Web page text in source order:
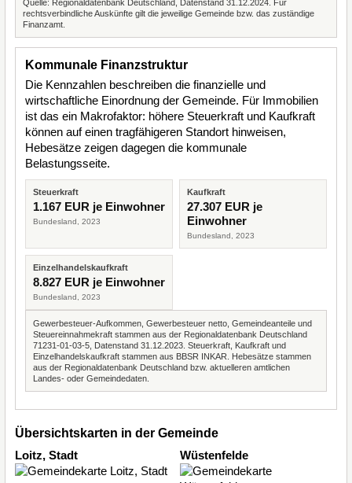
Quelle: Regionaldatenbank Deutschland, Datenstand 31.12.2024. Für
rechtsverbindliche Auskünfte gilt die jeweilige Gemeinde bzw. das zuständige
Finanzamt.
Kommunale Finanzstruktur
Die Kennzahlen beschreiben die finanzielle und
wirtschaftliche Einordnung der Gemeinde. Für Immobilien
ist das ein Makrofaktor: höhere Steuerkraft und Kaufkraft
können auf einen tragfähigeren Standort hinweisen,
Hebesätze zeigen dagegen die kommunale
Belastungsseite.
Steuerkraft
1.167 EUR je Einwohner
Bundesland, 2023
Kaufkraft
27.307 EUR je
Einwohner
Bundesland, 2023
Einzelhandelskaufkraft
8.827 EUR je Einwohner
Bundesland, 2023
Gewerbesteuer-Aufkommen, Gewerbesteuer netto, Gemeindeanteile und
Steuereinnahmekraft stammen aus der Regionaldatenbank Deutschland
71231-01-03-5, Datenstand 31.12.2023. Steuerkraft, Kaufkraft und
Einzelhandelskaufkraft stammen aus BBSR INKAR. Hebesätze stammen
aus der Regionaldatenbank Deutschland bzw. aktuelleren amtlichen
Landes- oder Gemeindedaten.
Übersichtskarten in der Gemeinde
Loitz, Stadt
Wüstenfelde